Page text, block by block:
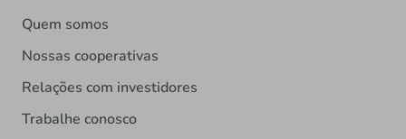
Quem somos
Nossas cooperativas
Relações com investidores
Trabalhe conosco